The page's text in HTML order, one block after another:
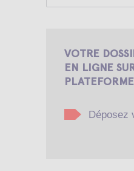
VOTRE
EN LIGNE
PLATEFORME
Déposez